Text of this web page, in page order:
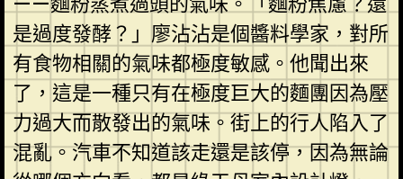
是過度發酵？」廖沾沾是個醬料學家，對所
有食物相關的氣味都極度敏感。他聞出來
了，這是一種只有在極度巨大的麵團因為壓
力過大而散發出的氣味。街上的行人陷入了
混亂。汽車不知道該走還是該停，因為無論